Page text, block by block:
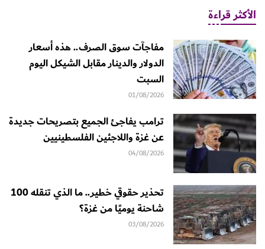
الأكثر قراءة
مفاجآت سوق الصرف.. هذه أسعار
الدولار والدينار مقابل الشيكل اليوم
السبت
01/08/2026
ترامب يفاجئ الجميع بتصريحات جديدة
عن غزة واللاجئين الفلسطينيين
04/08/2026
تحذير حقوقي خطير.. ما الذي تنقله 100
شاحنة يوميًا من غزة؟
03/08/2026